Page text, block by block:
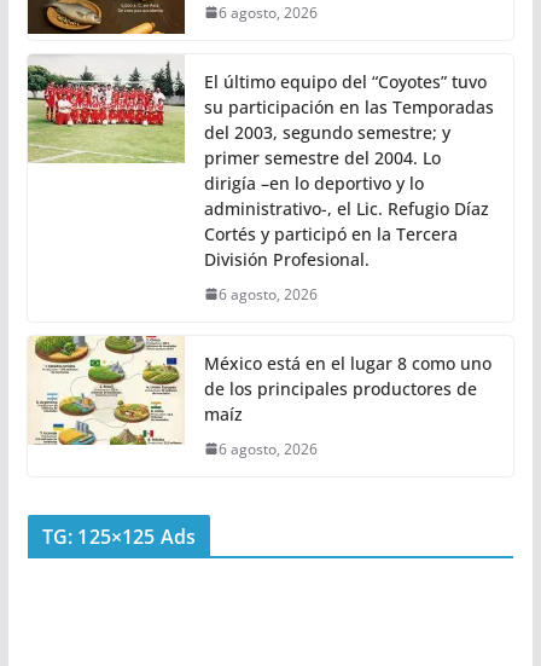
6 agosto, 2026
El último equipo del “Coyotes” tuvo
su participación en las Temporadas
del 2003, segundo semestre; y
primer semestre del 2004. Lo
dirigía –en lo deportivo y lo
administrativo-, el Lic. Refugio Díaz
Cortés y participó en la Tercera
División Profesional.
6 agosto, 2026
México está en el lugar 8 como uno
de los principales productores de
maíz
6 agosto, 2026
TG: 125×125 Ads